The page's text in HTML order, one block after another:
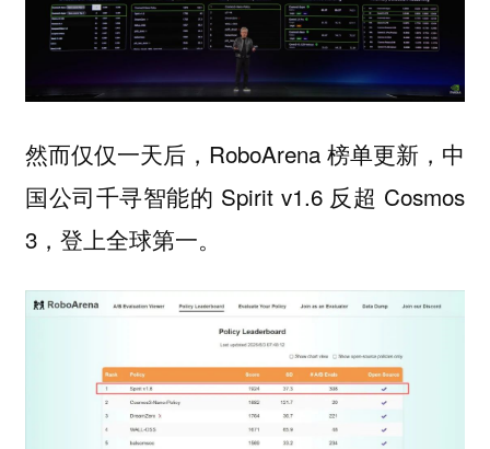
然而仅仅一天后，RoboArena 榜单更新，中
国公司千寻智能的 Spirit v1.6 反超 Cosmos
3，登上全球第一。